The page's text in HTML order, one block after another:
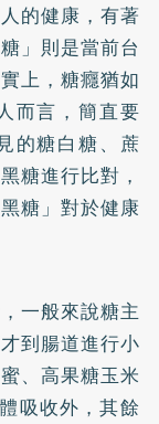
的健康，有著
」則是當前台
上，糖癮猶如
而言，簡直要
的糖白糖、蔗
糖進行比對，
糖」對於健康
一般來說糖主
到腸道進行小
、高果糖玉米
吸收外，其餘